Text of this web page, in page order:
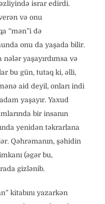
israr edirdi.
və onu
“mən”i də
onu da yaşada bilir.
nələr yaşayırdımsa və
bu gün, tutaq ki, əlli,
aid deyil, onları indi
yaşayır. Yaxud
bir insanın
yenidən təkrarlana
Qəhrəmanın, şəhidin
(əgər bu,
gizlənib.
kitabını yazarkən